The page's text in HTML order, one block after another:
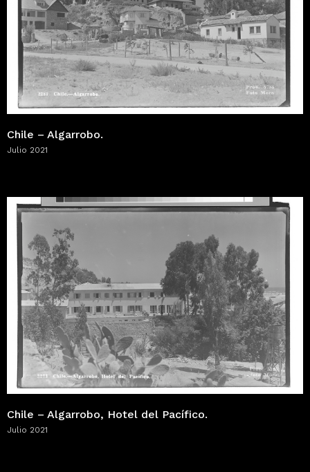
Chile – Algarrobo.
Julio 2021
Chile – Algarrobo, Hotel del Pacífico.
Julio 2021